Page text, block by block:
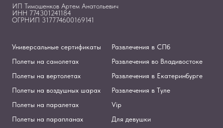
ИП Тимошенков Артем Анатольевич
ИНН 774301241184
ОГРНИП 317774600169141
Универсальные сертификаты
Полеты на самолетах
Полеты на вертолетах
Полеты на воздушных шарах
Полеты на паралетах
Полеты на парапланах
Развлечения в СПб
Развлечения во Владивостоке
Развлечения в Екатеринбурге
Развлечения в Туле
Vip
Для девушки